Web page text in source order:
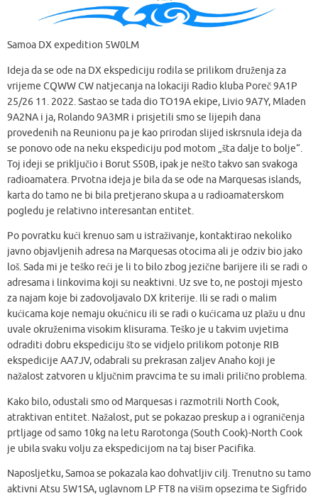
Samoa DX expedition 5W0LM
Ideja da se ode na DX ekspediciju rodila se prilikom druženja za
vrijeme CQWW CW natjecanja na lokaciji Radio kluba Poreč 9A1P
25/26 11. 2022. Sastao se tada dio TO19A ekipe, Livio 9A7Y, Mladen
9A2NA i ja, Rolando 9A3MR i prisjetili smo se lijepih dana
provedenih na Reunionu pa je kao prirodan slijed iskrsnula ideja da
se ponovo ode na neku ekspediciju pod motom „šta dalje to bolje“.
Toj ideji se priključio i Borut S50B, ipak je nešto takvo san svakoga
radioamatera. Prvotna ideja je bila da se ode na Marquesas islands,
karta do tamo ne bi bila pretjerano skupa a u radioamaterskom
pogledu je relativno interesantan entitet.
Po povratku kući krenuo sam u istraživanje, kontaktirao nekoliko
javno objavljenih adresa na Marquesas otocima ali je odziv bio jako
loš. Sada mi je teško reći je li to bilo zbog jezične barijere ili se radi o
adresama i linkovima koji su neaktivni. Uz sve to, ne postoji mjesto
za najam koje bi zadovoljavalo DX kriterije. Ili se radi o malim
kućicama koje nemaju okućnicu ili se radi o kućicama uz plažu u dnu
uvale okruženima visokim klisurama. Teško je u takvim uvjetima
odraditi dobru ekspediciju što se vidjelo prilikom potonje RIB
ekspedicije AA7JV, odabrali su prekrasan zaljev Anaho koji je
nažalost zatvoren u ključnim pravcima te su imali prilično problema.
Kako bilo, odustali smo od Marquesas i razmotrili North Cook,
atraktivan entitet. Nažalost, put se pokazao preskup a i ograničenja
prtljage od samo 10kg na letu Rarotonga (South Cook)-North Cook
je ubila svaku volju za ekspedicijom na taj biser Pacifika.
Naposljetku, Samoa se pokazala kao dohvatljiv cilj. Trenutno su tamo
aktivni Atsu 5W1SA, uglavnom LP FT8 na višim opsezima te Sigfrido